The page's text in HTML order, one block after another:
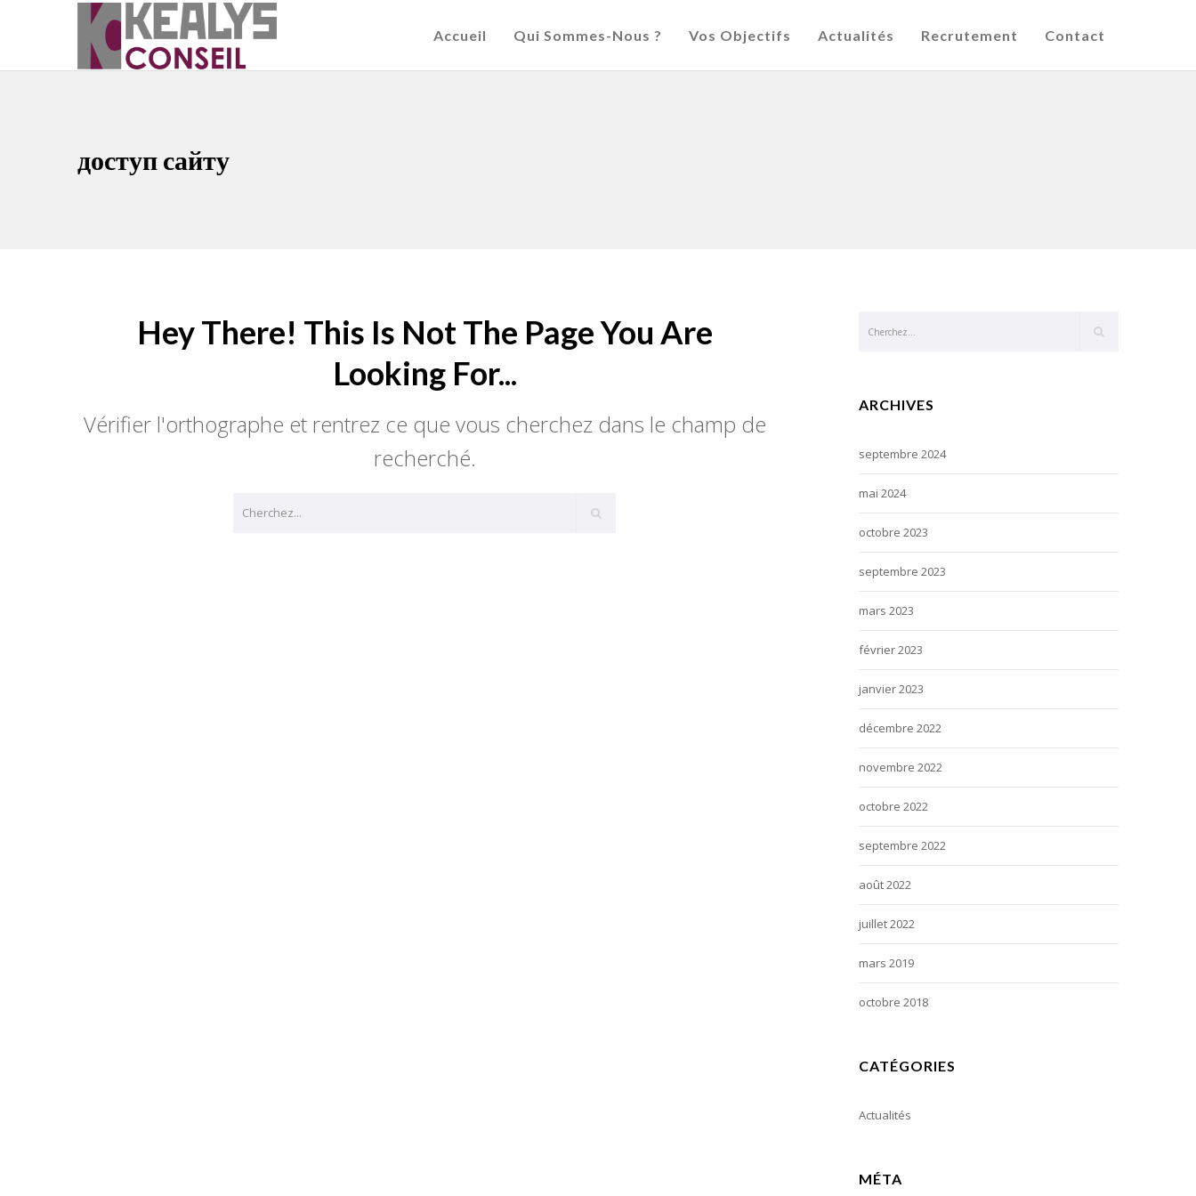
Accueil Qui Sommes-Nous ? Vos Objectifs Actualités Recrutement Contact
доступ сайту
Hey There! This Is Not The Page You Are
Looking For...
Vérifier l'orthographe et rentrez ce que vous cherchez dans le champ de
recherché.
ARCHIVES
septembre 2024
mai 2024
octobre 2023
septembre 2023
mars 2023
février 2023
janvier 2023
décembre 2022
novembre 2022
octobre 2022
septembre 2022
août 2022
juillet 2022
mars 2019
octobre 2018
CATÉGORIES
Actualités
MÉTA